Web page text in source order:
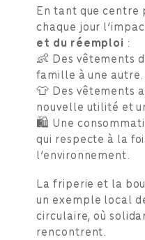
En tant que centre
chaque jour
et du réemploi :
👶 Des vêtements
famille à une autre.
👕 Des vêtements
nouvelle utilité et
🛍️ Une
qui respecte à la
l’environnement.
La friperie et la
un exemple local
circulaire, où
rencontrent.